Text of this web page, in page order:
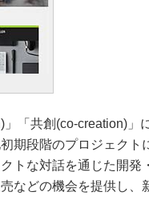
「共創(co-creation)」
期段階のプロジェクト
トな対話を通じた開発・
などの機会を提供し、